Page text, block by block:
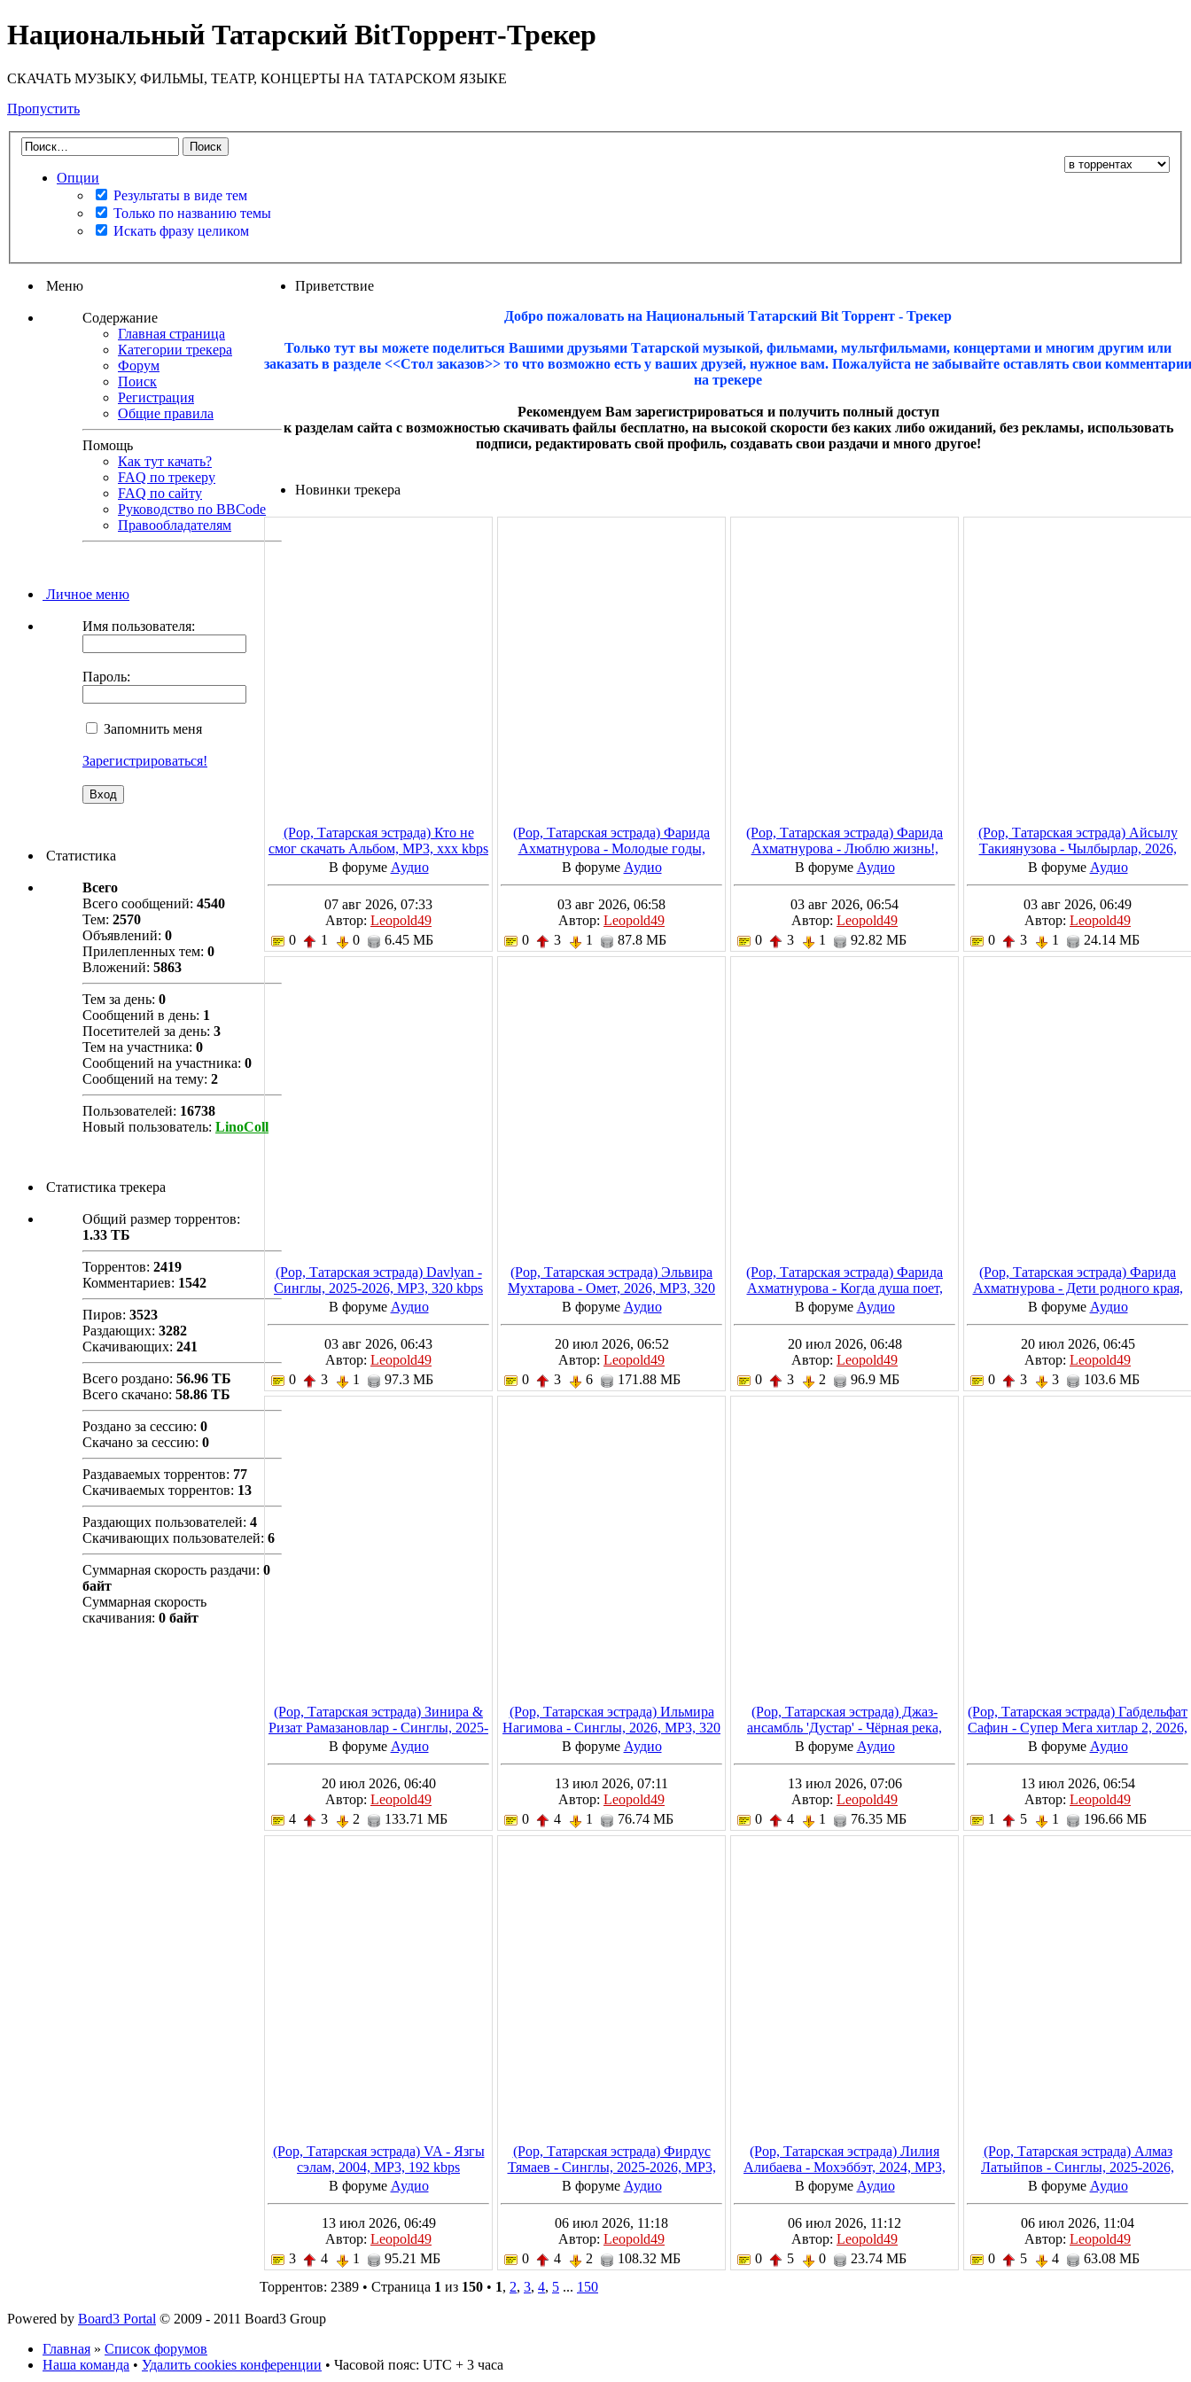
Национальный Татарский BitТоррент-Трекер
СКАЧАТЬ МУЗЫКУ, ФИЛЬМЫ, ТЕАТР, КОНЦЕРТЫ НА ТАТАРСКОМ ЯЗЫКЕ
Пропустить
Опции
Результаты в виде тем
Только по названию темы
Искать фразу целиком
Меню
Содержание
Главная страница
Категории трекера
Форум
Поиск
Регистрация
Общие правила
Помощь
Как тут качать?
FAQ по трекеру
FAQ по сайту
Руководство по BBCode
Правообладателям
Личное меню
Имя пользователя:
Пароль:
Запомнить меня
Зарегистрироваться!
Статистика
Всего
Всего сообщений: 4540
Тем: 2570
Объявлений: 0
Прилепленных тем: 0
Вложений: 5863
Тем за день: 0
Сообщений в день: 1
Посетителей за день: 3
Тем на участника: 0
Сообщений на участника: 0
Сообщений на тему: 2
Пользователей: 16738
Новый пользователь: LinoColl
Статистика трекера
Общий размер торрентов:
1.33 ТБ
Торрентов: 2419
Комментариев: 1542
Пиров: 3523
Раздающих: 3282
Скачивающих: 241
Всего роздано: 56.96 ТБ
Всего скачано: 58.86 ТБ
Роздано за сессию: 0
Скачано за сессию: 0
Раздаваемых торрентов: 77
Скачиваемых торрентов: 13
Раздающих пользователей: 4
Скачивающих пользователей: 6
Суммарная скорость раздачи: 0
байт
Суммарная скорость
скачивания: 0 байт
Приветствие
Добро пожаловать на Национальный Татарский Bit Торрент - Трекер
Только тут вы можете поделиться Вашими друзьями Татарской музыкой, фильмами, мультфильмами, концертами и многим другим или
заказать в разделе <<Стол заказов>> то что возможно есть у ваших друзей, нужное вам. Пожалуйста не забывайте оставлять свои комментарии
на трекере
Рекомендуем Вам зарегистрироваться и получить полный доступ
к разделам сайта с возможностью скачивать файлы бесплатно, на высокой скорости без каких либо ожиданий, без рекламы, использовать
подписи, редактировать свой профиль, создавать свои раздачи и много другое!
Новинки трекера
(Pop, Татарская эстрада) Кто не
смог скачать Альбом, MP3, xxx kbps
В форуме Аудио
07 авг 2026, 07:33
Автор: Leopold49
0
1 0 6.45 МБ
(Pop, Татарская эстрада) Фарида
Ахматнурова - Молодые годы,
2023, MP3, 320 kbps
В форуме Аудио
03 авг 2026, 06:58
Автор: Leopold49
0
3 1 87.8 МБ
(Pop, Татарская эстрада) Фарида
Ахматнурова - Люблю жизнь!,
2023, MP3, 320 kbps
В форуме Аудио
03 авг 2026, 06:54
Автор: Leopold49
0
3 1 92.82 МБ
(Pop, Татарская эстрада) Айсылу
Такиянузова - Чылбырлар, 2026,
MP3, 320 kbps
В форуме Аудио
03 авг 2026, 06:49
Автор: Leopold49
0
3 1 24.14 МБ
(Pop, Татарская эстрада) Davlyan -
Синглы, 2025-2026, MP3, 320 kbps
В форуме Аудио
03 авг 2026, 06:43
Автор: Leopold49
0
3 1 97.3 МБ
(Pop, Татарская эстрада) Эльвира
Мухтарова - Омет, 2026, MP3, 320
kbps
В форуме Аудио
20 июл 2026, 06:52
Автор: Leopold49
0
3 6 171.88 МБ
(Pop, Татарская эстрада) Фарида
Ахматнурова - Когда душа поет,
2023, MP3, 320 kbps
В форуме Аудио
20 июл 2026, 06:48
Автор: Leopold49
0
3 2 96.9 МБ
(Pop, Татарская эстрада) Фарида
Ахматнурова - Дети родного края,
2023, MP3, 320 kbps
В форуме Аудио
20 июл 2026, 06:45
Автор: Leopold49
0
3 3 103.6 МБ
(Pop, Татарская эстрада) Зинира &
Ризат Рамазановлар - Синглы, 2025-
2026, MP3, 320 kbps
В форуме Аудио
20 июл 2026, 06:40
Автор: Leopold49
4
3 2 133.71 МБ
(Pop, Татарская эстрада) Ильмира
Нагимова - Синглы, 2026, MP3, 320
kbps
В форуме Аудио
13 июл 2026, 07:11
Автор: Leopold49
0
4 1 76.74 МБ
(Pop, Татарская эстрада) Джаз-
ансамбль 'Дустар' - Чёрная река,
1988, MP3, 320 kbps
В форуме Аудио
13 июл 2026, 07:06
Автор: Leopold49
0
4 1 76.35 МБ
(Pop, Татарская эстрада) Габдельфат
Сафин - Супер Мега хитлар 2, 2026,
MP3, 320 kbps
В форуме Аудио
13 июл 2026, 06:54
Автор: Leopold49
1
5 1 196.66 МБ
(Pop, Татарская эстрада) VA - Язгы
сэлам, 2004, MP3, 192 kbps
В форуме Аудио
13 июл 2026, 06:49
Автор: Leopold49
3
4 1 95.21 МБ
(Pop, Татарская эстрада) Фирдус
Тямаев - Синглы, 2025-2026, MP3,
320 kbps
В форуме Аудио
06 июл 2026, 11:18
Автор: Leopold49
0
4 2 108.32 МБ
(Pop, Татарская эстрада) Лилия
Алибаева - Мохэббэт, 2024, MP3,
320 kbps
В форуме Аудио
06 июл 2026, 11:12
Автор: Leopold49
0
5 0 23.74 МБ
(Pop, Татарская эстрада) Алмаз
Латыйпов - Синглы, 2025-2026,
MP3, 320 kbps
В форуме Аудио
06 июл 2026, 11:04
Автор: Leopold49
0
5 4
63.08 МБ
Торрентов: 2389 • Страница 1 из 150 • 1, 2, 3, 4, 5 ... 150
Powered by Board3 Portal © 2009 - 2011 Board3 Group
Главная » Список форумов
Наша команда • Удалить cookies конференции • Часовой пояс: UTC + 3 часа